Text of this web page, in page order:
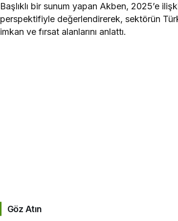
Başlıklı bir sunum yapan Akben, 2025’e
perspektifiyle değerlendirerek, sektörün
imkan ve fırsat alanlarını anlattı.
Göz Atın